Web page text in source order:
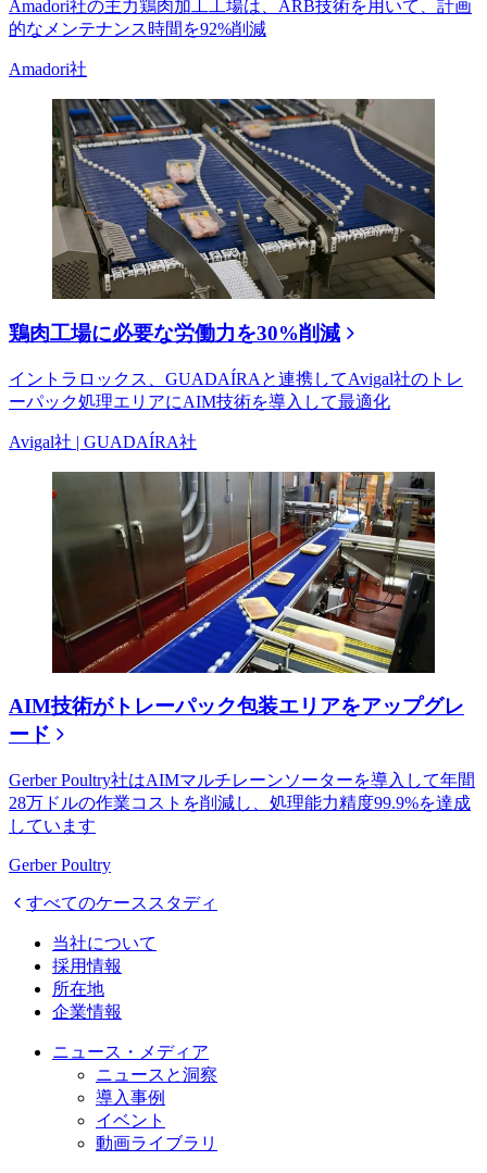
Amadori社の主力鶏肉加工工場は、ARB技術を用いて、計画
的なメンテナンス時間を92%削減
Amadori社
鶏肉工場に必要な労働力を30%削減
イントラロックス、GUADAÍRAと連携してAvigal社のトレ
ーパック処理エリアにAIM技術を導入して最適化
Avigal社 | GUADAÍRA社
AIM技術がトレーパック包装エリアをアップグレ
ード
Gerber Poultry社はAIMマルチレーンソーターを導入して年間
28万ドルの作業コストを削減し、処理能力精度99.9%を達成
しています
Gerber Poultry
すべてのケーススタディ
当社について
採用情報
所在地
企業情報
ニュース・メディア
ニュースと洞察
導入事例
イベント
動画ライブラリ